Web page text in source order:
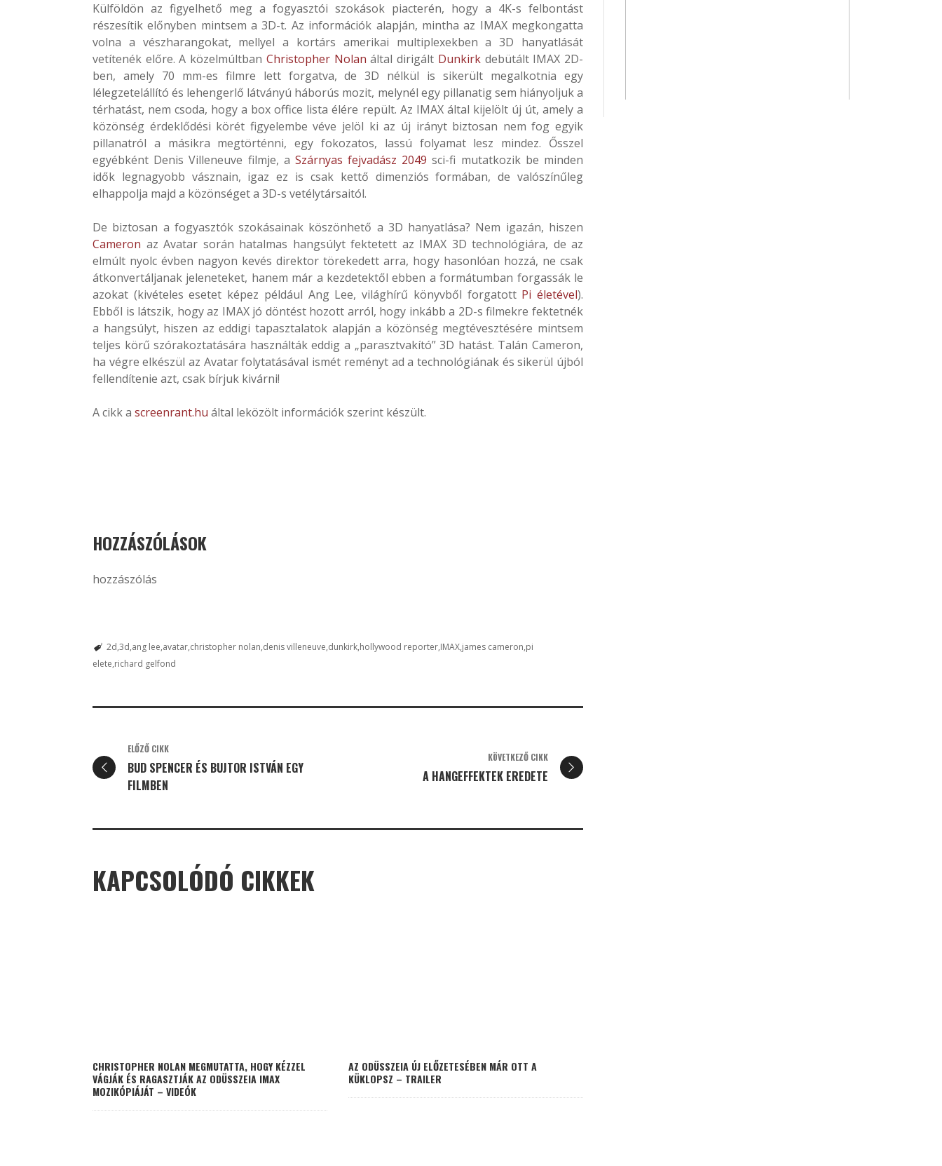
Külföldön az figyelhető meg a fogyasztói szokások piacterén, hogy a 4K-s felbontást
részesítik előnyben mintsem a 3D-t. Az információk alapján, mintha az IMAX megkongatta
volna a vészharangokat, mellyel a kortárs amerikai multiplexekben a 3D hanyatlását
vetítenék előre. A közelmúltban Christopher Nolan által dirigált Dunkirkdebütált IMAX 2D-
ben, amely 70 mm-es filmre lett forgatva, de 3D nélkül is sikerült megalkotnia egy
lélegzetelállító és lehengerlő látványú háborús mozit, melynél egy pillanatig sem hiányoljuk a
térhatást, nem csoda, hogy a box office lista élére repült. Az IMAX által kijelölt új út, amely a
közönség érdeklődési körét figyelembe véve jelöl ki az új irányt biztosan nem fog egyik
pillanatról a másikra megtörténni, egy fokozatos, lassú folyamat lesz mindez. Ősszel
egyébként Denis Villeneuve filmje, a Szárnyas fejvadász 2049 sci-fi mutatkozik be minden
idők legnagyobb vásznain, igaz ez is csak kettő dimenziós formában, de valószínűleg
elhappolja majd a közönséget a 3D-s vetélytársaitól.
De biztosan a fogyasztók szokásainak köszönhető a 3D hanyatlása? Nem igazán, hiszen
Cameron az Avatar során hatalmas hangsúlyt fektetett az IMAX 3D technológiára, de az
elmúlt nyolc évben nagyon kevés direktor törekedett arra, hogy hasonlóan hozzá, ne csak
átkonvertáljanak jeleneteket, hanem már a kezdetektől ebben a formátumban forgassák le
azokat (kivételes esetet képez például Ang Lee, világhírű könyvből forgatott Pi életével).
Ebből is látszik, hogy az IMAX jó döntést hozott arról, hogy inkább a 2D-s filmekre fektetnék
a hangsúlyt, hiszen az eddigi tapasztalatok alapján a közönség megtévesztésére mintsem
teljes körű szórakoztatására használták eddig a „parasztvakító” 3D hatást. Talán Cameron,
ha végre elkészül az Avatar folytatásával ismét reményt ad a technológiának és sikerül újból
fellendítenie azt, csak bírjuk kivárni!
A cikk a screenrant.hu által leközölt információk szerint készült.
HOZZÁSZÓLÁSOK
hozzászólás
2d 3d ang lee avatar christopher nolan denis villeneuve dunkirk hollywood reporter IMAX james cameron pi
elete richard gelfond
ELŐZŐ CIKK
BUD SPENCER ÉS BUJTOR ISTVÁN EGY
FILMBEN
KÖVETKEZŐ CIKK
A HANGEFFEKTEK EREDETE
KAPCSOLÓDÓ CIKKEK
CHRISTOPHER NOLAN MEGMUTATTA, HOGY KÉZZEL
VÁGJÁK ÉS RAGASZTJÁK AZ ODÜSSZEIA IMAX
MOZIKÓPIÁJÁT – VIDEÓK
AZ ODÜSSZEIA ÚJ ELŐZETESÉBEN MÁR OTT A
KÜKLOPSZ – TRAILER